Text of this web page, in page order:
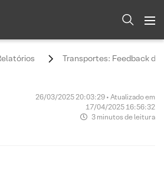
Transportes: Feedback do
26/03/2025 20:03:29 • Atualizado em
17/04/2025 16:56:32
3 minutos de leitura